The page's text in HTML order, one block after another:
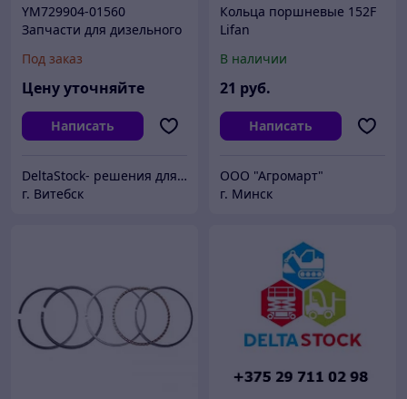
YM729904-01560
Запчасти для дизельного
Komatsu 4D92E
YM72990401560
Под заказ
Цену уточняйте
Написать
DeltaStock- решения для складской техники.
г. Витебск
Кольца поршневые 152F
Lifan
В наличии
21 руб.
Написать
ООО "Агромарт"
г. Минск